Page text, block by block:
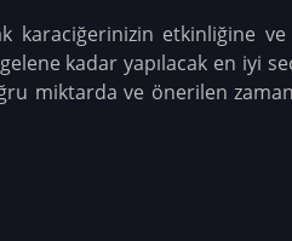
karaciğerinizin etkinliğine
kadar yapılacak en iyi
miktarda ve önerilen